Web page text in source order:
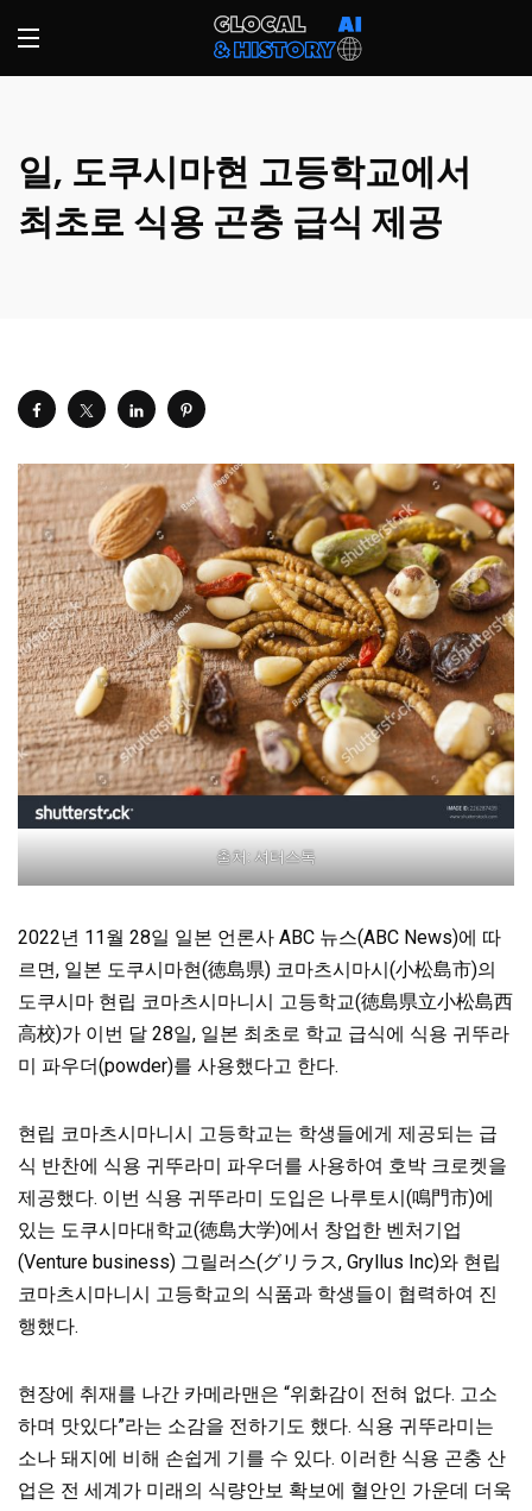
일, 도쿠시마현 고등학교에서
최초로 식용 곤충 급식 제공
출처: 셔터스톡
2022년 11월 28일 일본 언론사 ABC 뉴스(ABC News)에 따
르면, 일본 도쿠시마현(徳島県) 코마츠시마시(小松島市)의
도쿠시마 현립 코마츠시마니시 고등학교(徳島県立小松島西
高校)가 이번 달 28일, 일본 최초로 학교 급식에 식용 귀뚜라
미 파우더(powder)를 사용했다고 한다.
현립 코마츠시마니시 고등학교는 학생들에게 제공되는 급
식 반찬에 식용 귀뚜라미 파우더를 사용하여 호박 크로켓을
제공했다. 이번 식용 귀뚜라미 도입은 나루토시(鳴門市)에
있는 도쿠시마대학교(徳島大学)에서 창업한 벤처기업
(Venture business) 그릴러스(グリラス, Gryllus Inc)와 현립
코마츠시마니시 고등학교의 식품과 학생들이 협력하여 진
행했다.
현장에 취재를 나간 카메라맨은 “위화감이 전혀 없다. 고소
하며 맛있다”라는 소감을 전하기도 했다. 식용 귀뚜라미는
소나 돼지에 비해 손쉽게 기를 수 있다. 이러한 식용 곤충 산
업은 전 세계가 미래의 식량안보 확보에 혈안인 가운데 더욱